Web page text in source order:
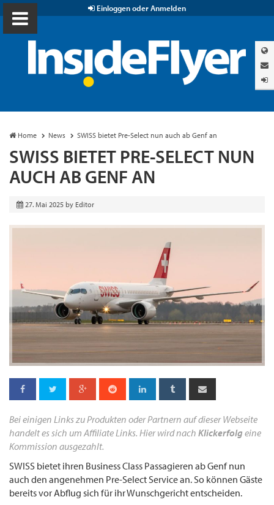
Einloggen oder Anmelden
Home News SWISS bietet Pre-Select nun auch ab Genf an
SWISS BIETET PRE-SELECT NUN
AUCH AB GENF AN
27. Mai 2025 by Editor
Bei einigen Links zu Produkten oder Partnern auf dieser Webseite
handelt es sich um Affiliate Links. Hier wird nach Klickerfolg eine
Kommission ausgezahlt.
SWISS bietet ihren Business Class Passagieren ab Genf nun
auch den angenehmen Pre-Select Service an. So können Gäste
bereits vor Abflug sich für ihr Wunschgericht entscheiden.